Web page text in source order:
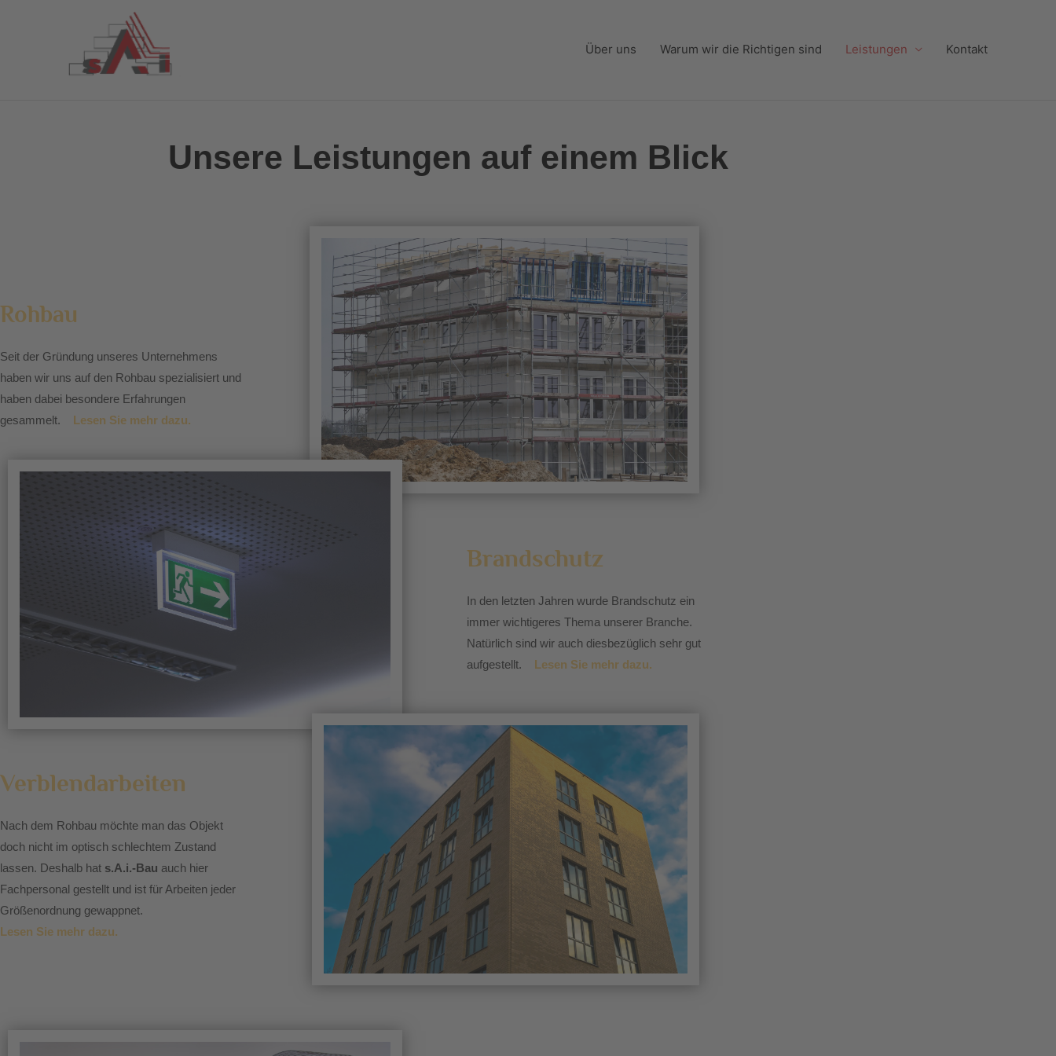
Über uns Warum wir die Richtigen sind Leistungen Kontakt
Unsere Leistungen auf einem Blick
Rohbau
Seit der Gründung unseres Unternehmens
haben wir uns auf den Rohbau spezialisiert und
haben dabei besondere Erfahrungen
gesammelt. Lesen Sie mehr dazu.
Brandschutz
In den letzten Jahren wurde Brandschutz ein
immer wichtigeres Thema unserer Branche.
Natürlich sind wir auch diesbezüglich sehr gut
aufgestellt. Lesen Sie mehr dazu.
Verblendarbeiten
Nach dem Rohbau möchte man das Objekt
doch nicht im optisch schlechtem Zustand
lassen. Deshalb hat s.A.i.-Bau auch hier
Fachpersonal gestellt und ist für Arbeiten jeder
Größenordnung gewappnet.
Lesen Sie mehr dazu.